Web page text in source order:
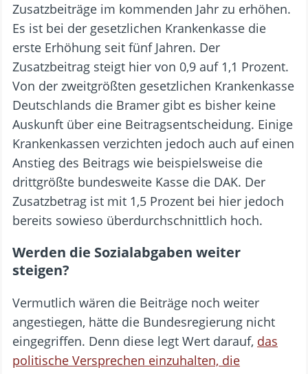
Zusatzbeiträge im kommenden Jahr zu erhöhen.
Es ist bei der gesetzlichen Krankenkasse die
erste Erhöhung seit fünf Jahren. Der
Zusatzbeitrag steigt hier von 0,9 auf 1,1 Prozent.
Von der zweitgrößten gesetzlichen Krankenkasse
Deutschlands die Bramer gibt es bisher keine
Auskunft über eine Beitragsentscheidung. Einige
Krankenkassen verzichten jedoch auch auf einen
Anstieg des Beitrags wie beispielsweise die
drittgrößte bundesweite Kasse die DAK. Der
Zusatzbetrag ist mit 1,5 Prozent bei hier jedoch
bereits sowieso überdurchschnittlich hoch.
Werden die Sozialabgaben weiter
steigen?
Vermutlich wären die Beiträge noch weiter
angestiegen, hätte die Bundesregierung nicht
eingegriffen. Denn diese legt Wert darauf, das
politische Versprechen einzuhalten, die